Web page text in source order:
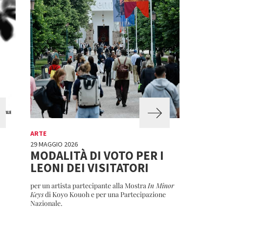
ARTE
29 MAGGIO 2026
MODALITÀ DI VOTO PER I
LEONI DEI VISITATORI
per un artista partecipante alla MostraIn Minor
Keysdi Koyo Kouoh e per una Partecipazione
Nazionale.